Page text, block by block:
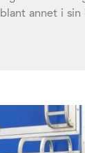
annet i sin